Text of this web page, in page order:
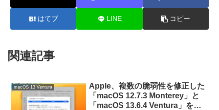
はてブ LINE コピー
関連記事
macOS 13 Ventura
Apple、複数の脆弱性を修正した
「macOS 12.7.3 Monterey」と
「macOS 13.6.4 Ventura」をリ